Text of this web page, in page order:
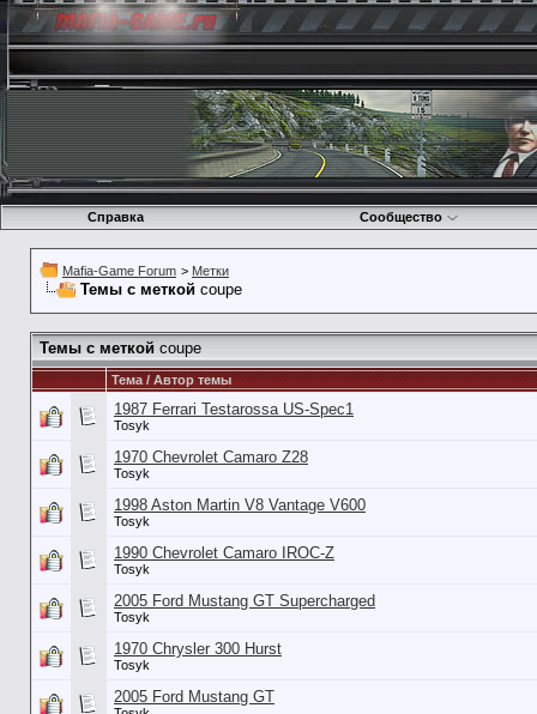
Справка Сообщество
Mafia-Game Forum > Метки
Темы с меткой coupe
Темы с меткой coupe
Тема / Автор темы
1987 Ferrari Testarossa US-Spec1
Tosyk
1970 Chevrolet Camaro Z28
Tosyk
1998 Aston Martin V8 Vantage V600
Tosyk
1990 Chevrolet Camaro IROC-Z
Tosyk
2005 Ford Mustang GT Supercharged
Tosyk
1970 Chrysler 300 Hurst
Tosyk
2005 Ford Mustang GT